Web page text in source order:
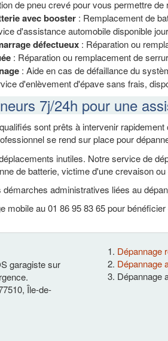
de pneu crevé pour vous permettre
avec booster : Remplacement de
d'assistance automobile disponible
défectueux : Réparation ou
: Réparation ou remplacement de
: Aide en cas de défaillance du
d'enlèvement d'épave sans frais,
7j/24h pour une
sont prêts à intervenir
se rend sur place pour
inutiles. Notre service de
de batterie, victime d'une crevaison
administratives liées au
mobile au 01 86 95 83 65 pour
garagiste sur
, Île-de-
Dépannage
Dépannage
Dépannage